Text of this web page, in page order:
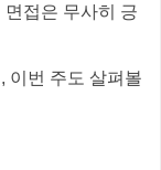
접은 무사히 긍
이번 주도 살펴볼